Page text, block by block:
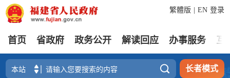
登录
繁體版 EN
首页 省政府 政务公开 解读回应 办事服务 互
 长者模式